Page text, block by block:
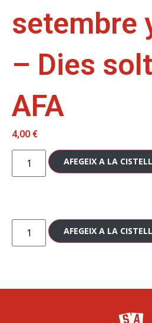
setembre
– Dies
AFA
4,00 €
AFEGEIX A LA
AFEGEIX A LA